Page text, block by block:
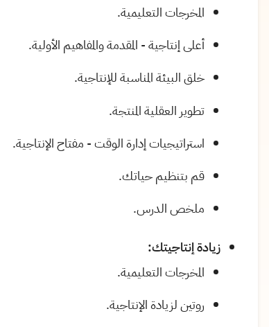
المخرجات التعليمية.
أعلى إنتاجية - المقدمة والمفاهيم الأولية.
خلق البيئة المناسبة للإنتاجية.
تطوير العقلية المنتجة.
استراتيجيات إدارة الوقت - مفتاح الإنتاجية.
قم بتنظيم حياتك.
ملخص الدرس.
زيادة إنتاجيتك:
المخرجات التعليمية.
روتين لزيادة الإنتاجية.